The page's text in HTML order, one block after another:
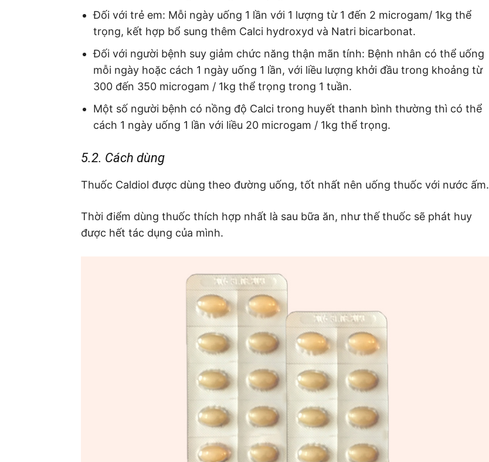
Đối với trẻ em: Mỗi ngày uống 1 lần với 1 lượng từ 1 đến 2 microgam/ 1kg thể
trọng, kết hợp bổ sung thêm Calci hydroxyd và Natri bicarbonat.
Đối với người bệnh suy giảm chức năng thận mãn tính: Bệnh nhân có thể uống
mỗi ngày hoặc cách 1 ngày uống 1 lần, với liều lượng khởi đầu trong khoảng từ
300 đến 350 microgam / 1kg thể trọng trong 1 tuần.
Một số người bệnh có nồng độ Calci trong huyết thanh bình thường thì có thể
cách 1 ngày uống 1 lần với liều 20 microgam / 1kg thể trọng.
5.2. Cách dùng
Thuốc Caldiol được dùng theo đường uống, tốt nhất nên uống thuốc với nước ấm.
Thời điểm dùng thuốc thích hợp nhất là sau bữa ăn, như thế thuốc sẽ phát huy
được hết tác dụng của mình.